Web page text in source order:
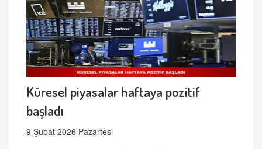
Küresel piyasalar haftaya pozitif
başladı
9 Şubat 2026 Pazartesi